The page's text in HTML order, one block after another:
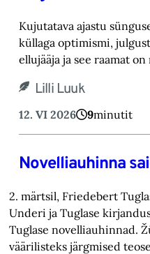
Kujutatava ajastu
küllaga optimismi,
ellujääja ja see raamat
Lilli Luuk
12. VI 2026 9minutit
Novelliauhinna
2. märtsil, Friedebert
Underi ja Tuglase
Tuglase novelliauhinnad.
väärilisteks järgmised